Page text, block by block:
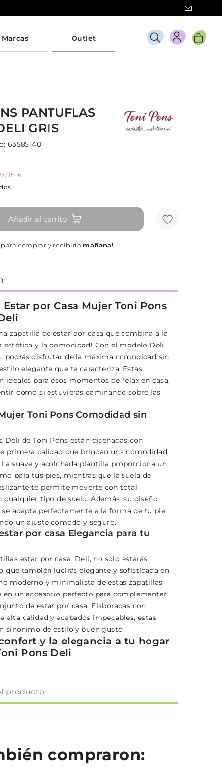
Marcas Outlet
PANTUFLAS
GRIS
63585-40
€
Añadir al carrito
para comprar y recibirlo mañana!
por Casa Mujer Toni Pons
zapatilla de estar por casa que combina a la
estética y la comodidad! Con el modelo Deli
podrás disfrutar de la máxima comodidad sin
elegante que te caracteriza. Estas
ideales para esos momentos de relax en casa,
como si estuvieras caminando sobre las
Toni Pons Comodidad sin
Deli de Toni Pons están diseñadas con
primera calidad que brindan una comodidad
La suave y acolchada plantilla proporciona un
para tus pies, mientras que la suela de
te permite moverte con total
cualquier tipo de suelo. Además, su diseño
adapta perfectamente a la forma de tu pie,
un ajuste cómodo y seguro.
por casa Elegancia para tu
estar por casa Deli, no solo estarás
que también lucirás elegante y sofisticada en
moderno y minimalista de estas zapatillas
en un accesorio perfecto para complementar
de estar por casa. Elaboradas con
alta calidad y acabados impecables, estas
sinónimo de estilo y buen gusto.
y la elegancia a tu hogar
Pons Deli
producto
compraron: